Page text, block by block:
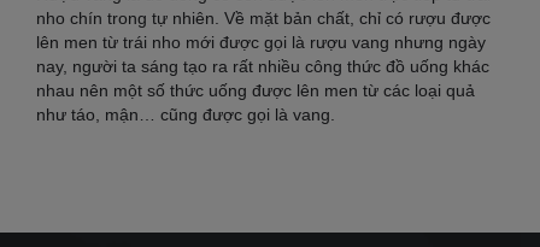
nho chín trong tự nhiên. Về mặt bản chất, chỉ có rượu được
lên men từ trái nho mới được gọi là rượu vang nhưng ngày
nay, người ta sáng tạo ra rất nhiều công thức đồ uống khác
nhau nên một số thức uống được lên men từ các loại quả
như táo, mận… cũng được gọi là vang.